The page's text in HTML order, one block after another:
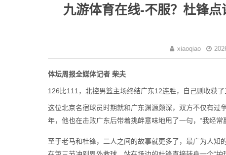
九游体育在线-不服？杜锋
xiaoqiao
体坛周报全媒体记者 柴夫
126比111，北控男篮主场终结广东12连胜，自己则收获
这位北京名宿球员时期就和广东渊源颇深，双方不仅有过
年，他也在击败广东后带着挑衅意味地甩了一句，“我经
至于老马和杜锋，二人之间的故事就更多了，最广为人知